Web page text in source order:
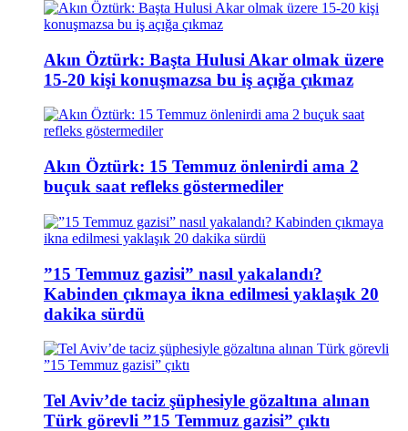
Akın Öztürk: Başta Hulusi Akar olmak üzere
15-20 kişi konuşmazsa bu iş açığa çıkmaz
Akın Öztürk: 15 Temmuz önlenirdi ama 2
buçuk saat refleks göstermediler
”15 Temmuz gazisi” nasıl yakalandı?
Kabinden çıkmaya ikna edilmesi yaklaşık 20
dakika sürdü
Tel Aviv’de taciz şüphesiyle gözaltına alınan
Türk görevli ”15 Temmuz gazisi” çıktı